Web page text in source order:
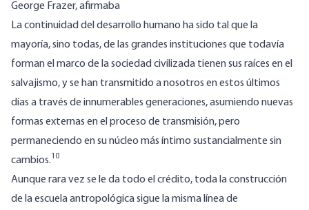
George Frazer, afirmaba
La continuidad del desarrollo humano ha sido tal que la
mayoría, sino todas, de las grandes instituciones que todavía
forman el marco de la sociedad civilizada tienen sus raíces en el
salvajismo, y se han transmitido a nosotros en estos últimos
días a través de innumerables generaciones, asumiendo nuevas
formas externas en el proceso de transmisión, pero
permaneciendo en su núcleo más íntimo sustancialmente sin
cambios.10
Aunque rara vez se le da todo el crédito, toda la construcción
de la escuela antropológica sigue la misma línea de